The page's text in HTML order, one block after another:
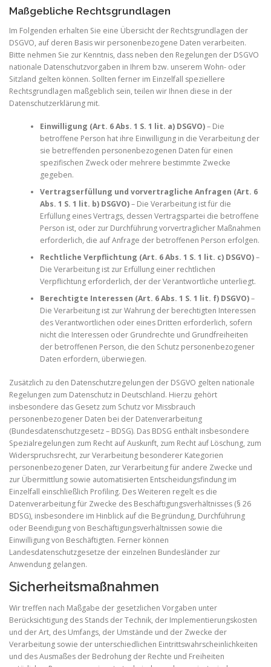
Maßgebliche Rechtsgrundlagen
Im Folgenden erhalten Sie eine Übersicht der Rechtsgrundlagen der
DSGVO, auf deren Basis wir personenbezogene Daten verarbeiten.
Bitte nehmen Sie zur Kenntnis, dass neben den Regelungen der DSGVO
nationale Datenschutzvorgaben in Ihrem bzw. unserem Wohn- oder
Sitzland gelten können. Sollten ferner im Einzelfall speziellere
Rechtsgrundlagen maßgeblich sein, teilen wir Ihnen diese in der
Datenschutzerklärung mit.
Einwilligung (Art. 6 Abs. 1 S. 1 lit. a) DSGVO)– Die
betroffene Person hat ihre Einwilligung in die Verarbeitung der
sie betreffenden personenbezogenen Daten für einen
spezifischen Zweck oder mehrere bestimmte Zwecke
gegeben.
Vertragserfüllung und vorvertragliche Anfragen (Art. 6
Abs. 1 S. 1 lit. b) DSGVO)– Die Verarbeitung ist für die
Erfüllung eines Vertrags, dessen Vertragspartei die betroffene
Person ist, oder zur Durchführung vorvertraglicher Maßnahmen
erforderlich, die auf Anfrage der betroffenen Person erfolgen.
Rechtliche Verpflichtung (Art. 6 Abs. 1 S. 1 lit. c) DSGVO)–
Die Verarbeitung ist zur Erfüllung einer rechtlichen
Verpflichtung erforderlich, der der Verantwortliche unterliegt.
Berechtigte Interessen (Art. 6 Abs. 1 S. 1 lit. f) DSGVO)–
Die Verarbeitung ist zur Wahrung der berechtigten Interessen
des Verantwortlichen oder eines Dritten erforderlich, sofern
nicht die Interessen oder Grundrechte und Grundfreiheiten
der betroffenen Person, die den Schutz personenbezogener
Daten erfordern, überwiegen.
Zusätzlich zu den Datenschutzregelungen der DSGVO gelten nationale
Regelungen zum Datenschutz in Deutschland. Hierzu gehört
insbesondere das Gesetz zum Schutz vor Missbrauch
personenbezogener Daten bei der Datenverarbeitung
(Bundesdatenschutzgesetz – BDSG). Das BDSG enthält insbesondere
Spezialregelungen zum Recht auf Auskunft, zum Recht auf Löschung, zum
Widerspruchsrecht, zur Verarbeitung besonderer Kategorien
personenbezogener Daten, zur Verarbeitung für andere Zwecke und
zur Übermittlung sowie automatisierten Entscheidungsfindung im
Einzelfall einschließlich Profiling. Des Weiteren regelt es die
Datenverarbeitung für Zwecke des Beschäftigungsverhältnisses (§ 26
BDSG), insbesondere im Hinblick auf die Begründung, Durchführung
oder Beendigung von Beschäftigungsverhältnissen sowie die
Einwilligung von Beschäftigten. Ferner können
Landesdatenschutzgesetze der einzelnen Bundesländer zur
Anwendung gelangen.
Sicherheitsmaßnahmen
Wir treffen nach Maßgabe der gesetzlichen Vorgaben unter
Berücksichtigung des Stands der Technik, der Implementierungskosten
und der Art, des Umfangs, der Umstände und der Zwecke der
Verarbeitung sowie der unterschiedlichen Eintrittswahrscheinlichkeiten
und des Ausmaßes der Bedrohung der Rechte und Freiheiten